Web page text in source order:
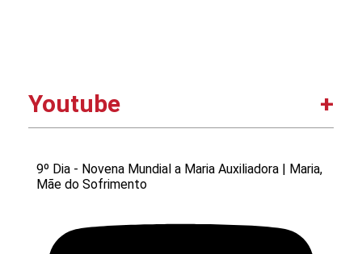
Youtube
9º Dia - Novena Mundial a Maria Auxiliadora | Maria,
Mãe do Sofrimento